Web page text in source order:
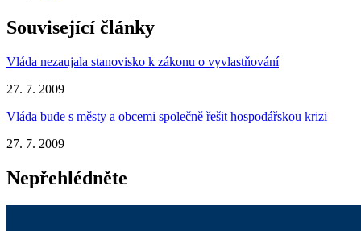
Související články
Vláda nezaujala stanovisko k zákonu o vyvlastňování
27. 7. 2009
Vláda bude s městy a obcemi společně řešit hospodářskou krizi
27. 7. 2009
Nepřehlédněte